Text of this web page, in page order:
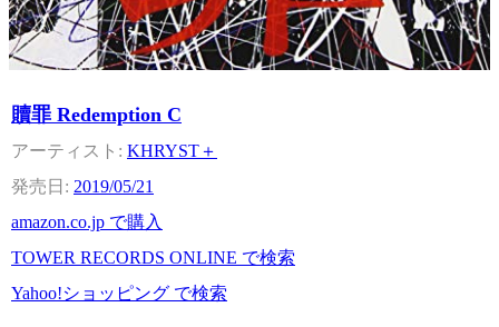
贖罪 Redemption C
KHRYST＋
2019/05/21
amazon.co.jp で購入
TOWER RECORDS ONLINE で検索
Yahoo!ショッピング で検索